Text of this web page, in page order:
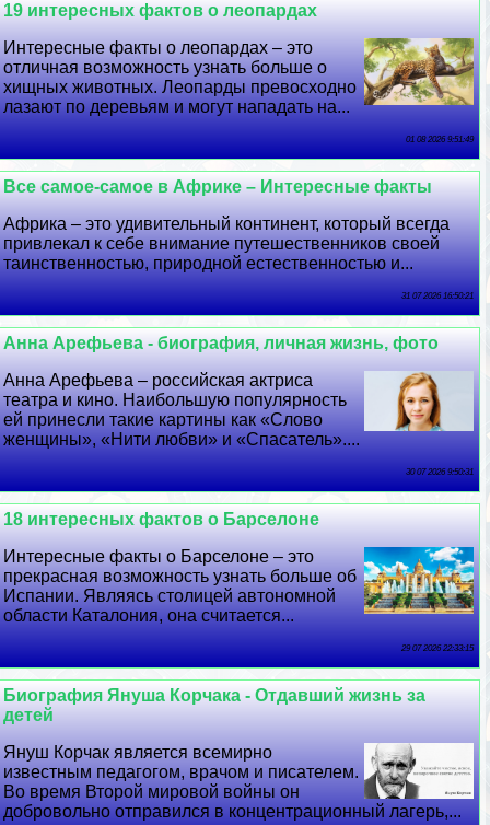
19 интересных фактов о леопардах
Интересные факты о леопардах – это
отличная возможность узнать больше о
хищных животных. Леопарды превосходно
лазают по деревьям и могут нападать на...
01 08 2026 9:51:49
Все самое-самое в Африке – Интересные факты
Африка – это удивительный континент, который всегда
привлекал к себе внимание путешественников своей
таинственностью, природной естественностью и...
31 07 2026 16:50:21
Анна Арефьева - биография, личная жизнь, фото
Анна Арефьева – российская актриса
театра и кино. Наибольшую популярность
ей принесли такие картины как «Слово
женщины», «Нити любви» и «Спасатель»....
30 07 2026 9:50:31
18 интересных фактов о Барселоне
Интересные факты о Барселоне – это
прекрасная возможность узнать больше об
Испании. Являясь столицей автономной
области Каталония, она считается...
29 07 2026 22:33:15
Биография Януша Корчака - Отдавший жизнь за
детей
Януш Корчак является всемирно
известным педагогом, врачом и писателем.
Во время Второй мировой войны он
добровольно отправился в концентрационный лагерь,...